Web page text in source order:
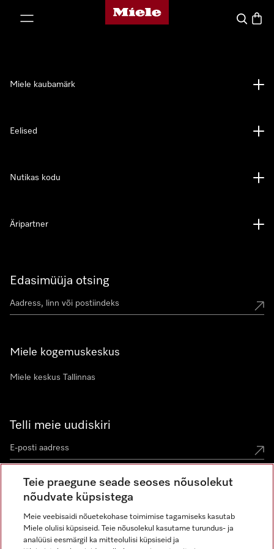
Miele avaleht
Search
Edasimüüja otsing
Miele kogemuskeskus
Miele keskus Tallinnas
Telli meie uudiskiri
Miele kaubamärk
Eelised
Nutikas kodu
Äripartner
Miele Instagramis
Miele Facebookis
Miele Youtube'is
Teie praegune seade seoses nõusolekut
nõudvate küpsistega
Meie veebisaidi nõuetekohase toimimise tagamiseks kasutab
Miele olulisi küpsiseid. Teie nõusolekul kasutame turundus- ja
analüüsi eesmärgil ka mitteolulisi küpsiseid ja